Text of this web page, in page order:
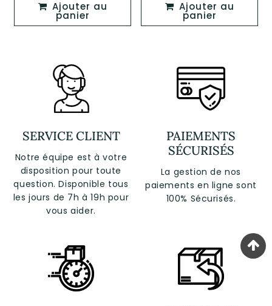
panier panier
SERVICE CLIENT
Notre équipe est à votre
disposition pour toute
question. Disponible tous
les jours de 7h à 19h pour
vous aider.
PAIEMENTS
SÉCURISÉS
La gestion de nos
paiements en ligne sont
100% Sécurisés.